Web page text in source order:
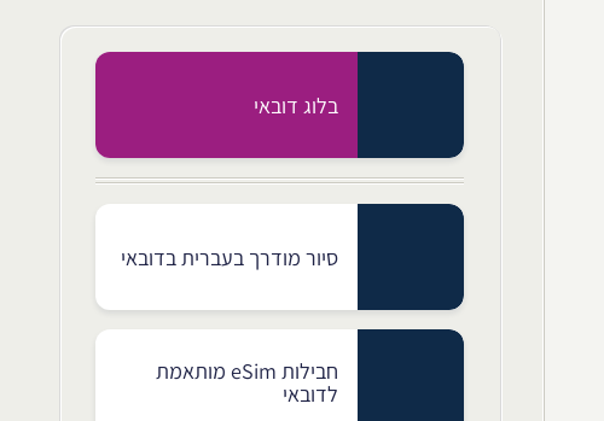
בלוג דובאי
סיור מודרך בעברית בדובאי
חבילות eSim מותאמת
לדובאי